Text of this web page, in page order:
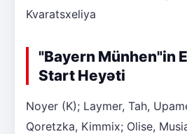
Kvaratsxeliya
"Bayern Münhen"in
Start Heyəti
Noyer (K); Laymer, Tah,
Qoretzka, Kimmix; Olise,